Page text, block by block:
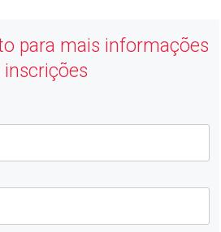
para mais informações
inscrições